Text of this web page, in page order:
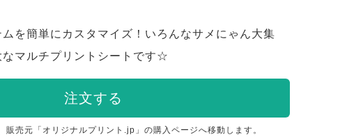
を簡単にカスタマイズ！いろんなサメにゃん大集
マルチプリントシートです☆
注文する
売元「オリジナルプリント.jp」の購入ページへ移動します。